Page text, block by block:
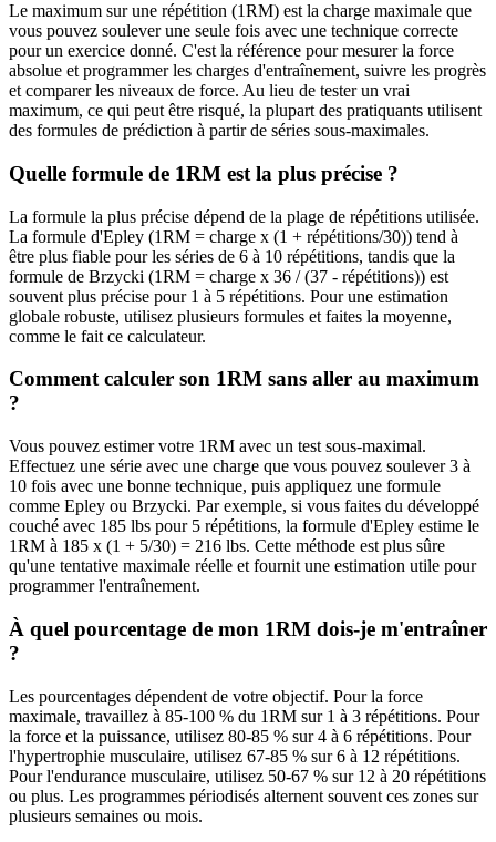
Le maximum sur une répétition (1RM) est la charge maximale que
vous pouvez soulever une seule fois avec une technique correcte
pour un exercice donné. C'est la référence pour mesurer la force
absolue et programmer les charges d'entraînement, suivre les progrès
et comparer les niveaux de force. Au lieu de tester un vrai
maximum, ce qui peut être risqué, la plupart des pratiquants utilisent
des formules de prédiction à partir de séries sous-maximales.
Quelle formule de 1RM est la plus précise ?
La formule la plus précise dépend de la plage de répétitions utilisée.
La formule d'Epley (1RM = charge x (1 + répétitions/30)) tend à
être plus fiable pour les séries de 6 à 10 répétitions, tandis que la
formule de Brzycki (1RM = charge x 36 / (37 - répétitions)) est
souvent plus précise pour 1 à 5 répétitions. Pour une estimation
globale robuste, utilisez plusieurs formules et faites la moyenne,
comme le fait ce calculateur.
Comment calculer son 1RM sans aller au maximum
?
Vous pouvez estimer votre 1RM avec un test sous-maximal.
Effectuez une série avec une charge que vous pouvez soulever 3 à
10 fois avec une bonne technique, puis appliquez une formule
comme Epley ou Brzycki. Par exemple, si vous faites du développé
couché avec 185 lbs pour 5 répétitions, la formule d'Epley estime le
1RM à 185 x (1 + 5/30) = 216 lbs. Cette méthode est plus sûre
qu'une tentative maximale réelle et fournit une estimation utile pour
programmer l'entraînement.
À quel pourcentage de mon 1RM dois-je m'entraîner
?
Les pourcentages dépendent de votre objectif. Pour la force
maximale, travaillez à 85-100 % du 1RM sur 1 à 3 répétitions. Pour
la force et la puissance, utilisez 80-85 % sur 4 à 6 répétitions. Pour
l'hypertrophie musculaire, utilisez 67-85 % sur 6 à 12 répétitions.
Pour l'endurance musculaire, utilisez 50-67 % sur 12 à 20 répétitions
ou plus. Les programmes périodisés alternent souvent ces zones sur
plusieurs semaines ou mois.